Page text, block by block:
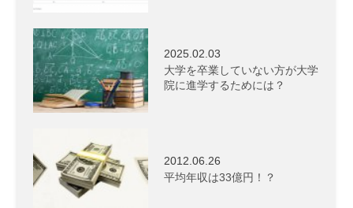
2025.02.03
大学を卒業していない方が大学
院に進学するためには？
2012.06.26
平均年収は33億円！？